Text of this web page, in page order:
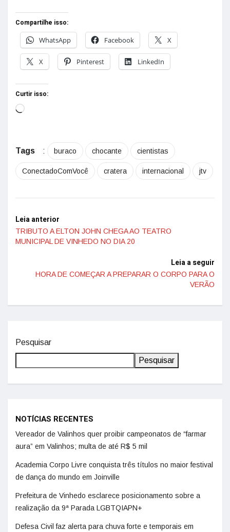
Compartilhe isso:
WhatsApp
Facebook X
X Pinterest LinkedIn
Curtir isso:
Tags : buraco chocante cientistas
ConectadoComVocê cratera internacional jtv
Leia anterior
TRIBUTO A ELTON JOHN CHEGA AO TEATRO
MUNICIPAL DE VINHEDO NO DIA 20
Leia a seguir
HORA DE COMEÇAR A PREPARAR O CORPO PARA O
VERÃO
Pesquisar
Pesquisar
NOTÍCIAS RECENTES
Vereador de Valinhos quer proibir campeonatos de “farmar
aura” em Valinhos; multa de até R$ 5 mil
Academia Corpo Livre conquista três títulos no maior festival
de dança do mundo em Joinville
Prefeitura de Vinhedo esclarece posicionamento sobre a
realização da 9ª Parada LGBTQIAPN+
Defesa Civil faz alerta para chuva forte e temporais em